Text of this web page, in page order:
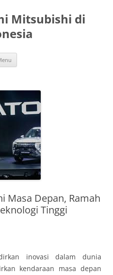
Mitsubishi di
Masa Depan, Ramah
Tinggi
inovasi dalam dunia
kendaraan masa depan